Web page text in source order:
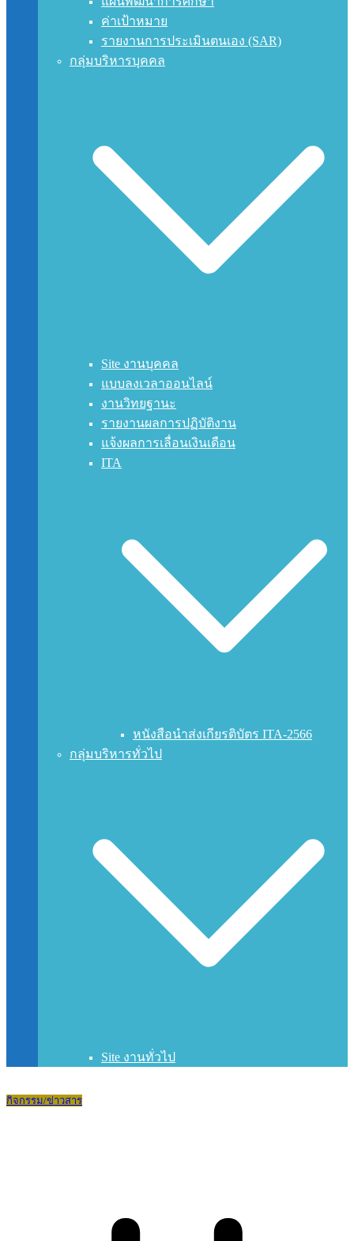
ค่าเป้าหมาย
รายงานการประเมินตนเอง (SAR)
กลุ่มบริหารบุคคล
Site งานบุคคล
แบบลงเวลาออนไลน์
งานวิทยฐานะ
รายงานผลการปฏิบัติงาน
แจ้งผลการเลื่อนเงินเดือน
ITA
หนังสือนำส่งเกียรติบัตร ITA-2566
กลุ่มบริหารทั่วไป
Site งานทั่วไป
กิจกรรม/ข่าวสาร